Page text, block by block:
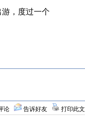
，度过一个
论 告诉好友 打印此文